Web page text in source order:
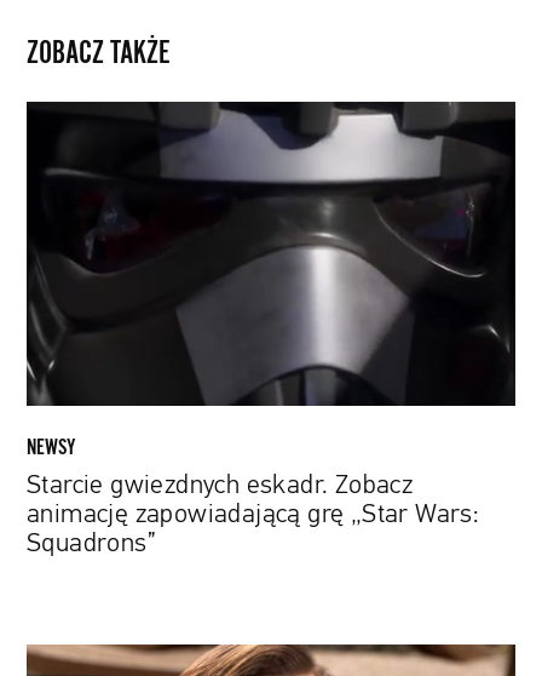
ZOBACZ TAKŻE
eskadr.
zapowiadającą
grę
„Star
Wars:
Squadrons”
NEWSY
Starcie gwiezdnych eskadr. Zobacz
animację zapowiadającą grę „Star Wars:
Squadrons”
Ujawniono